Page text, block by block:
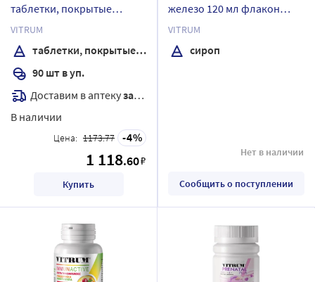
таблетки, покрытые
оболочкой массой 1200 мг
VITRUM
таблетки, покрытые оболочкой
90 шт в уп.
Доставим в аптекузавтра
В наличии
Цена: 1173.77 4
1 118.60₽
Купить
железо 120 мл флакон
сироп
VITRUM
сироп
Нет в наличии
Сообщить о поступлении